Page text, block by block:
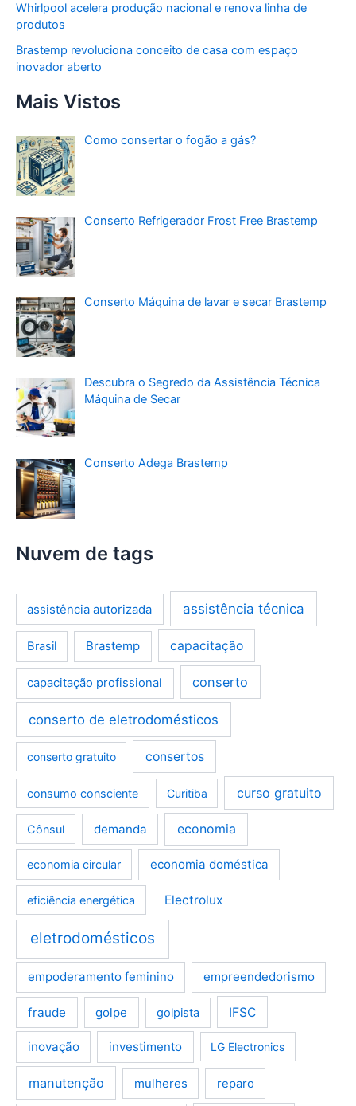
Whirlpool acelera produção nacional e renova linha de
produtos
Brastemp revoluciona conceito de casa com espaço
inovador aberto
Mais Vistos
Como consertar o fogão a gás?
Conserto Refrigerador Frost Free Brastemp
Conserto Máquina de lavar e secar Brastemp
Descubra o Segredo da Assistência Técnica
Máquina de Secar
Conserto Adega Brastemp
Nuvem de tags
assistência autorizada assistência técnica
Brasil Brastemp capacitação
capacitação profissional conserto
conserto de eletrodomésticos
conserto gratuito consertos
consumo consciente Curitiba curso gratuito
Cônsul demanda economia
economia circular economia doméstica
eficiência energética Electrolux
eletrodomésticos
empoderamento feminino empreendedorismo
fraude golpe golpista IFSC
inovação investimento LG Electronics
manutenção mulheres reparo